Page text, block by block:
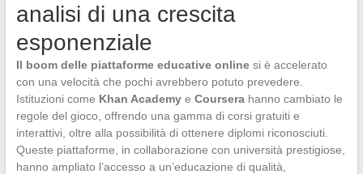
analisi di una crescita
esponenziale
Il boom delle piattaforme educative onlinesi è accelerato
con una velocità che pochi avrebbero potuto prevedere.
Istituzioni come Khan Academye Courserahanno cambiato le
regole del gioco, offrendo una gamma di corsi gratuiti e
interattivi, oltre alla possibilità di ottenere diplomi riconosciuti.
Queste piattaforme, in collaborazione con università prestigiose,
hanno ampliato l’accesso a un’educazione di qualità,